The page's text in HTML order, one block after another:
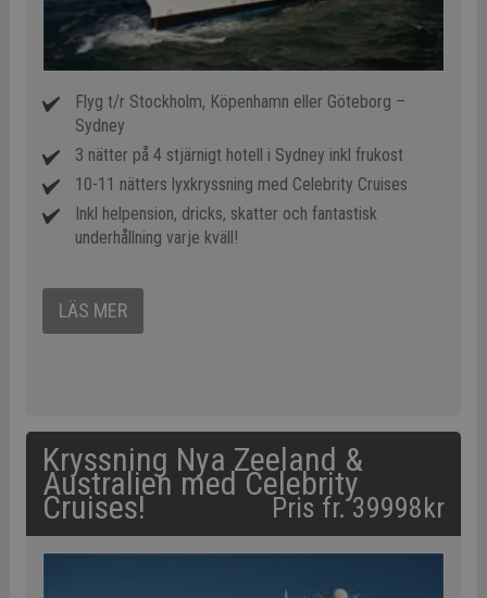
Flyg t/r Stockholm, Köpenhamn eller Göteborg –
Sydney
3 nätter på 4 stjärnigt hotell i Sydney inkl frukost
10-11 nätters lyxkryssning med Celebrity Cruises
Inkl helpension, dricks, skatter och fantastisk
underhållning varje kväll!
LÄS MER
Kryssning Nya Zeeland &
Australien med Celebrity
Cruises! Pris fr. 39998kr